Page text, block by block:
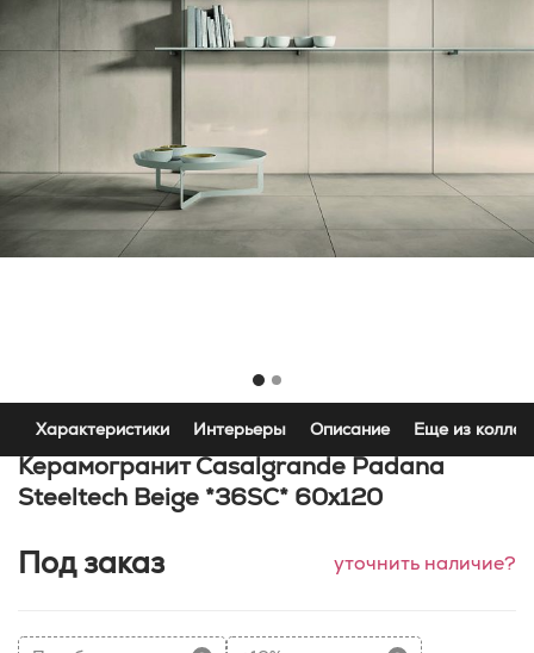
Характеристики Интерьеры Описание Еще из
Керамогранит Casalgrande Padana
Steeltech Beige *36SC* 60x120
Под заказ уточнить наличие?